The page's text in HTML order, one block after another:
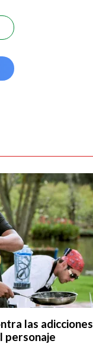
las adicciones
personaje